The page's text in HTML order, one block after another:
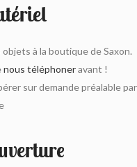
à la boutique de Saxon.
nous téléphoneravant !
sur demande préalable par